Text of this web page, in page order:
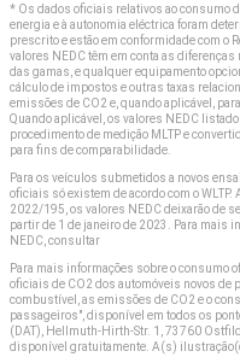
* Os dados oficiais relativos ao consumo
energia e à autonomia eléctrica foram
prescrito e estão em conformidade com o
valores NEDC têm em conta as
das gamas, e qualquer equipamento
cálculo de impostos e outras taxas
emissões de CO2 e, quando aplicável,
Quando aplicável, os valores NEDC
procedimento de medição MLTP e
para fins de comparabilidade.
Para os veículos submetidos a novos
oficiais só existem de acordo com o
2022/195, os valores NEDC deixarão de
partir de 1 de janeiro de 2023. Para mais
NEDC, consultar
Para mais informações sobre o consumo
oficiais de CO2 dos automóveis novos de
combustível, as emissões de CO2 e o
passageiros", disponível em todos os
(DAT), Hellmuth-Hirth-Str. 1, 73760
disponível gratuitamente. A(s)